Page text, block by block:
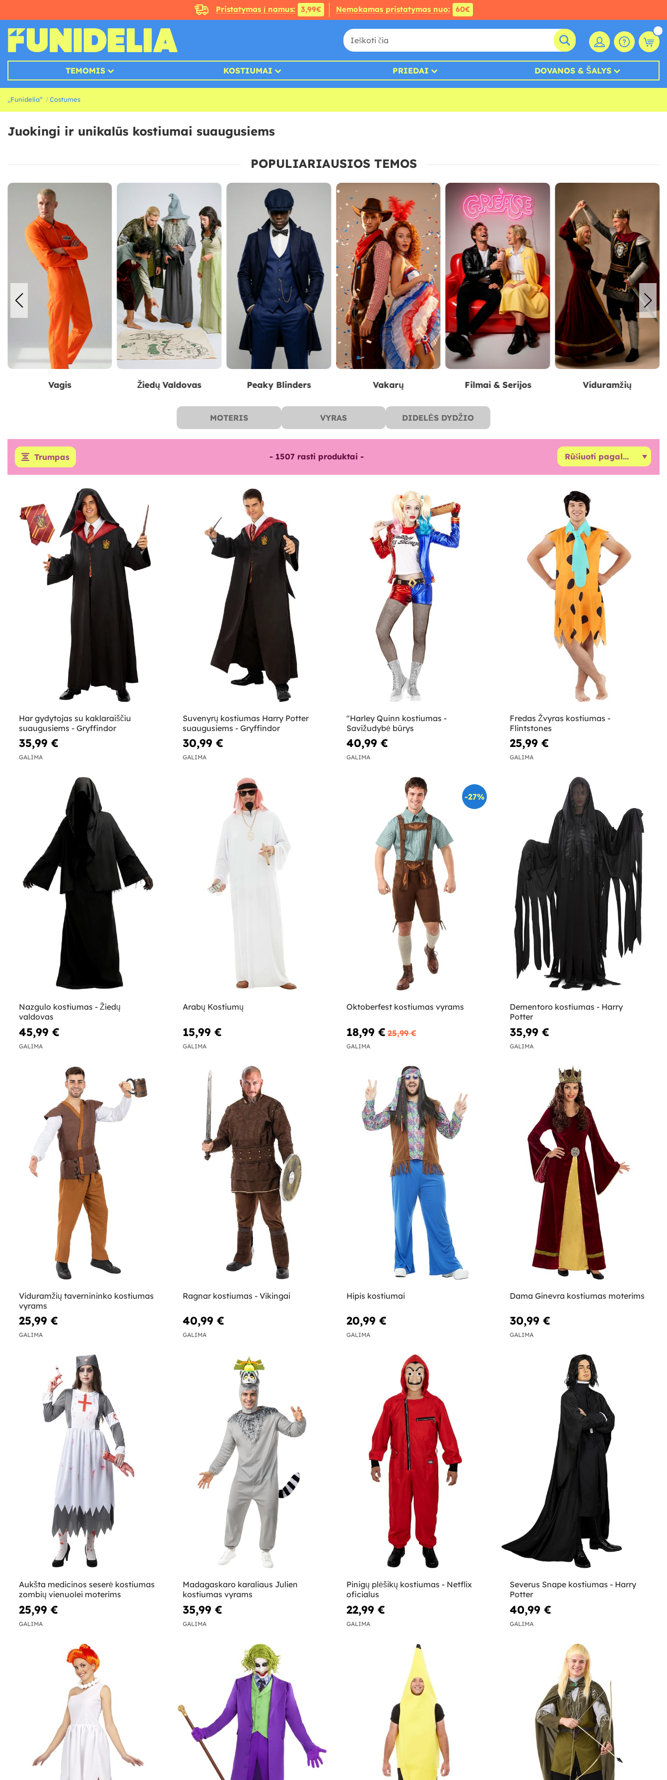
Pristatymas į namus: 3,99€ Nemokamas pristatymas nuo: 60€
TEMOMIS KOSTIUMAI PRIEDAI DOVANOS & ŠALYS
„Funidelia“ Costumes
Juokingi ir unikalūs kostiumai suaugusiems
POPULIARIAUSIOS TEMOS
Žiedų Valdovas Peaky Blinders Vakarų Filmai & Serijos Viduramžių Originalūs & Linksmi
MOTERIS VYRAS DIDELĖS DYDŽIO
Trumpas - 1507 rasti produktai -
Har gydytojas su kaklaraiščiu
suaugusiems - Gryffindor
35,99 €
GALIMA
Suvenyrų kostiumas Harry Potter
suaugusiems - Gryffindor
30,99 €
GALIMA
"Harley Quinn kostiumas -
Savižudybė būrys
40,99 €
GALIMA
Fredas Žvyras kostiumas -
Flintstones
25,99 €
GALIMA
Nazgulo kostiumas - Žiedų
valdovas
45,99 €
GALIMA
Arabų Kostiumų
15,99 €
GALIMA
-27%
Oktoberfest kostiumas vyrams
18,99 € 25,99 €
GALIMA
Dementoro kostiumas - Harry
Potter
35,99 €
GALIMA
Viduramžių tavernininko kostiumas
vyrams
25,99 €
GALIMA
Ragnar kostiumas - Vikingai
40,99 €
GALIMA
Hipis kostiumai
20,99 €
GALIMA
Dama Ginevra kostiumas moterims
30,99 €
GALIMA
Aukšta medicinos seserė kostiumas
zombių vienuolei moterims
25,99 €
GALIMA
Madagaskaro karaliaus Julien
kostiumas vyrams
35,99 €
GALIMA
Pinigų plėšikų kostiumas - Netflix
oficialus
22,99 €
GALIMA
Severus Snape kostiumas - Harry
Potter
40,99 €
GALIMA